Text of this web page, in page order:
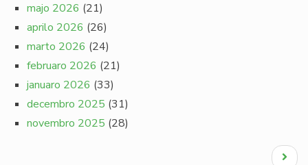
majo 2026 (21)
aprilo 2026 (26)
marto 2026 (24)
februaro 2026 (21)
januaro 2026 (33)
decembro 2025 (31)
novembro 2025 (28)
Next